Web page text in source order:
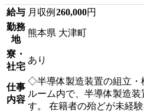
給与 月収例 260,000円
勤務
地
熊本県 大津町
寮・
社宅
あり
仕事
内容
◇半導体製造装置の組立
ルーム内で、半導体製造
す。 在籍者の殆どが未経